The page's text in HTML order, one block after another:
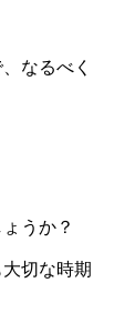
なるべく
うか？
切な時期